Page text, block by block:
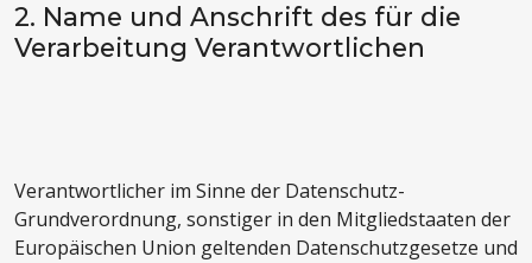
2. Name und Anschrift des für die
Verarbeitung Verantwortlichen
Verantwortlicher im Sinne der Datenschutz-
Grundverordnung, sonstiger in den Mitgliedstaaten der
Europäischen Union geltenden Datenschutzgesetze und